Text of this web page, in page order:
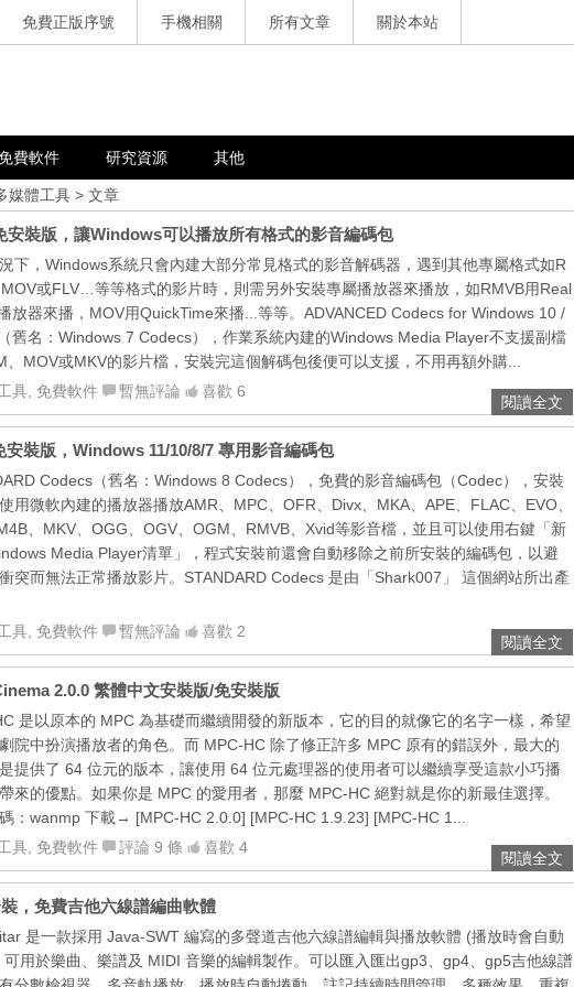
免費正版序號 手機相關 所有文章 關於本站
費軟件 研究資源 其他
媒體工具 > 文章
安裝版，讓Windows可以播放所有格式的影音編碼包
下，Windows系統只會內建大部分常見格式的影音解碼器，遇到其他專屬格式如R
或FLV…等等格式的影片時，則需另外安裝專屬播放器來播放，如RMVB用Real
放器來播，MOV用QuickTime來播...等等。ADVANCED Codecs for Windows 10 /
舊名：Windows 7 Codecs），作業系統內建的Windows Media Player不支援副檔
、MOV或MKV的影片檔，安裝完這個解碼包後便可以支援，不用再額外購...
具 免費軟件 暫無評論 喜歡 6
閱讀全文
裝版，Windows 11/10/8/7 專用影音編碼包
Codecs（舊名：Windows 8 Codecs），免費的影音編碼包（Codec），安裝
用微軟內建的播放器播放AMR、MPC、OFR、Divx、MKA、APE、FLAC、EVO、
、MKV、OGG、OGV、OGM、RMVB、Xvid等影音檔，並且可以使用右鍵「新
Media Player清單」，程式安裝前還會自動移除之前所安裝的編碼包，以避
突而無法正常播放影片。STANDARD Codecs 是由「Shark007」 這個網站所出產
具 免費軟件 暫無評論 喜歡 2
閱讀全文
2.0.0 繁體中文安裝版/免安裝版
是以原本的 MPC 為基礎而繼續開發的新版本，它的目的就像它的名字一樣，希望
院中扮演播放者的角色。而 MPC-HC 除了修正許多 MPC 原有的錯誤外，最大的
提供了 64 位元的版本，讓使用 64 位元處理器的使用者可以繼續享受這款小巧播
來的優點。如果你是 MPC 的愛用者，那麼 MPC-HC 絕對就是你的新最佳選擇。
：wanmp 下載→ [MPC-HC 2.0.0] [MPC-HC 1.9.23] [MPC-HC 1...
具 免費軟件 評論 9 條 喜歡 4
閱讀全文
，免費吉他六線譜編曲軟體
是一款採用 Java-SWT 編寫的多聲道吉他六線譜編輯與播放軟體 (播放時會自動
可用於樂曲、樂譜及 MIDI 音樂的編輯製作。可以匯入匯出gp3、gp4、gp5吉他線譜